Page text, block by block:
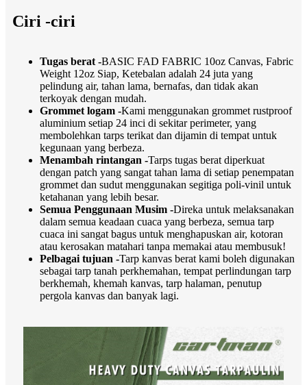
Ciri -ciri
Tugas berat -BASIC FAD FABRIC 10oz Canvas, Fabric
Weight 12oz Siap, Ketebalan adalah 24 juta yang
pelindung air, tahan lama, bernafas, dan tidak akan
terkoyak dengan mudah.
Grommet logam -Kami menggunakan grommet rustproof
aluminium setiap 24 inci di sekitar perimeter, yang
membolehkan tarps terikat dan dijamin di tempat untuk
kegunaan yang berbeza.
Menambah rintangan -Tarps tugas berat diperkuat
dengan patch yang sangat tahan lama di setiap penempatan
grommet dan sudut menggunakan segitiga poli-vinil untuk
ketahanan yang lebih besar.
Semua Penggunaan Musim -Direka untuk melaksanakan
dalam semua keadaan cuaca yang berbeza, semua tarp
cuaca ini sangat bagus untuk menghapuskan air, kotoran
atau kerosakan matahari tanpa memakai atau membusuk!
Pelbagai tujuan -Tarp kanvas berat kami boleh digunakan
sebagai tarp tanah perkhemahan, tempat perlindungan tarp
berkhemah, khemah kanvas, tarp halaman, penutup
pergola kanvas dan banyak lagi.